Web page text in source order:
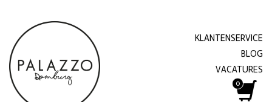
KLANTENSERVICE
BLOG
VACATURES
0